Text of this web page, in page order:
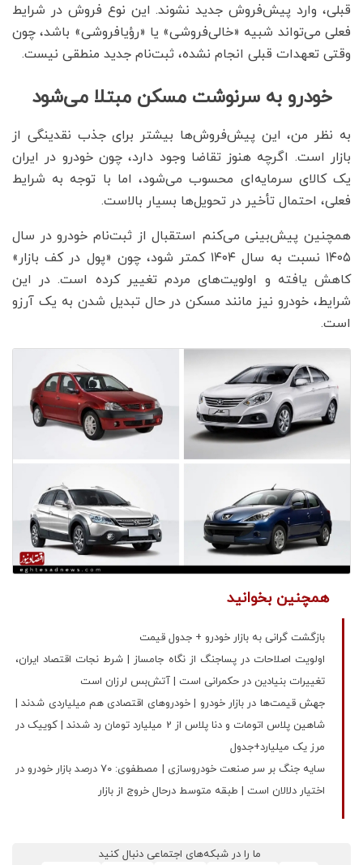
قبلی، وارد پیش‌فروش جدید نشوند. این نوع فروش در شرایط
فعلی می‌تواند شبیه «خالی‌فروشی» یا «رؤیافروشی» باشد، چون
وقتی تعهدات قبلی انجام نشده، ثبت‌نام جدید منطقی نیست.
خودرو به سرنوشت مسکن مبتلا می‌شود
به نظر من، این پیش‌فروش‌ها بیشتر برای جذب نقدینگی از
بازار است. اگرچه هنوز تقاضا وجود دارد، چون خودرو در ایران
یک کالای سرمایه‌ای محسوب می‌شود، اما با توجه به شرایط
فعلی، احتمال تأخیر در تحویل‌ها بسیار بالاست.
همچنین پیش‌بینی می‌کنم استقبال از ثبت‌نام خودرو در سال
۱۴۰۵ نسبت به سال ۱۴۰۴ کمتر شود، چون «پول در کف بازار»
کاهش یافته و اولویت‌های مردم تغییر کرده است. در این
شرایط، خودرو نیز مانند مسکن در حال تبدیل شدن به یک آرزو
است.
همچنین بخوانید
بازگشت گرانی به بازار خودرو + جدول قیمت
اولویت‌ اصلاحات در پساجنگ از نگاه جامساز | شرط نجات اقتصاد ایران،
تغییرات بنیادین در حکمرانی است | آتش‌بس لرزان است
جهش قیمت‌ها در بازار خودرو | خودروهای اقتصادی هم میلیاردی شدند |
شاهین پلاس اتومات و دنا پلاس از 2 میلیارد تومان رد شدند | کوییک در
مرز یک میلیارد+جدول
سایه جنگ بر سر صنعت خودروسازی | مصطفوی: ۷۰ درصد بازار خودرو در
اختیار دلالان است | طبقه متوسط درحال خروج از بازار
ما را در شبکه‌های اجتماعی دنبال کنید